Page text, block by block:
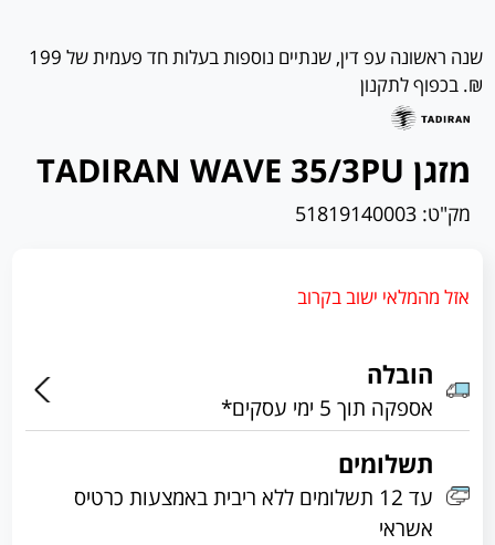
שנה ראשונה עפ דין, שנתיים נוספות בעלות חד פעמית של 199
₪. בכפוף לתקנון
מזגן TADIRAN WAVE 35/3PU
מק"ט: 51819140003
אזל מהמלאי ישוב בקרוב
הובלה
אספקה תוך 5 ימי עסקים*
תשלומים
עד 12 תשלומים ללא ריבית באמצעות כרטיס
אשראי